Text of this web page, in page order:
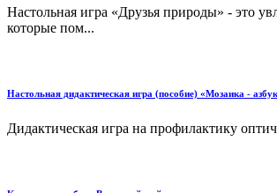
Настольная игра «Друзья природы» - это
которые пом...
Настольная дидактическая игра (пособие) «Мозаика -
Дидактическая игра на профилактику